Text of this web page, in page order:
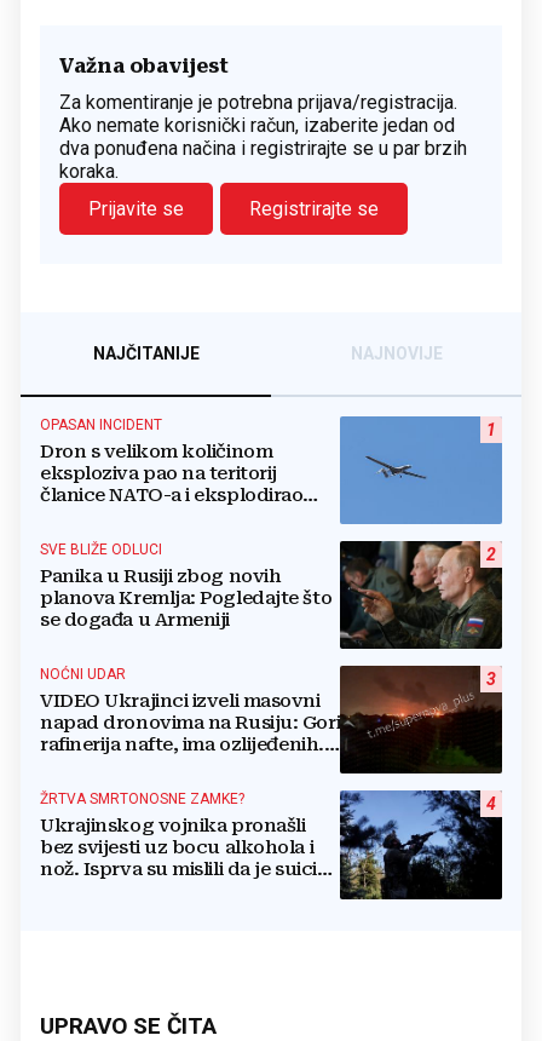
Važna obavijest
Za komentiranje je potrebna prijava/registracija.
Ako nemate korisnički račun, izaberite jedan od
dva ponuđena načina i registrirajte se u par brzih
koraka.
Prijavite se
Registrirajte se
NAJČITANIJE NAJNOVIJE
1
OPASAN INCIDENT
Dron s velikom količinom
eksploziva pao na teritorij
članice NATO-a i eksplodirao
2
SVE BLIŽE ODLUCI
Panika u Rusiji zbog novih
planova Kremlja: Pogledajte što
se događa u Armeniji
3
NOĆNI UDAR
VIDEO Ukrajinci izveli masovni
napad dronovima na Rusiju: Gori
rafinerija nafte, ima ozlijeđenih.
4
ŽRTVA SMRTONOSNE ZAMKE?
Ukrajinskog vojnika pronašli
bez svijesti uz bocu alkohola i
nož. Isprva su mislili da je suicid,
UPRAVO SE ČITA